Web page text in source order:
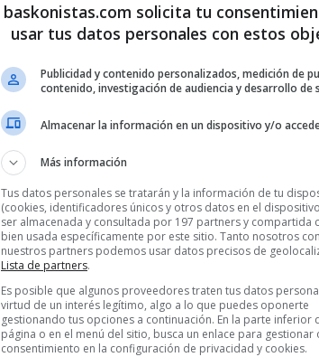
baskonistas.com solicita tu
usar tus datos personales con estos
Publicidad y contenido personalizados, medición de
contenido, investigación de audiencia y desarrollo de
Almacenar la información en un dispositivo y/o
Más información
Tus datos personales se tratarán y la información de tu
(cookies, identificadores únicos y otros datos en el
ser almacenada y consultada por 197 partners y compartida
bien usada específicamente por este sitio. Tanto nosotros
nuestros partners podemos usar datos precisos de
Lista de partners.
Es posible que algunos proveedores traten tus datos
virtud de un interés legítimo, algo a lo que puedes oponerte
gestionando tus opciones a continuación. En la parte inferior
página o en el menú del sitio, busca un enlace para gestionar
consentimiento en la configuración de privacidad y cookies.